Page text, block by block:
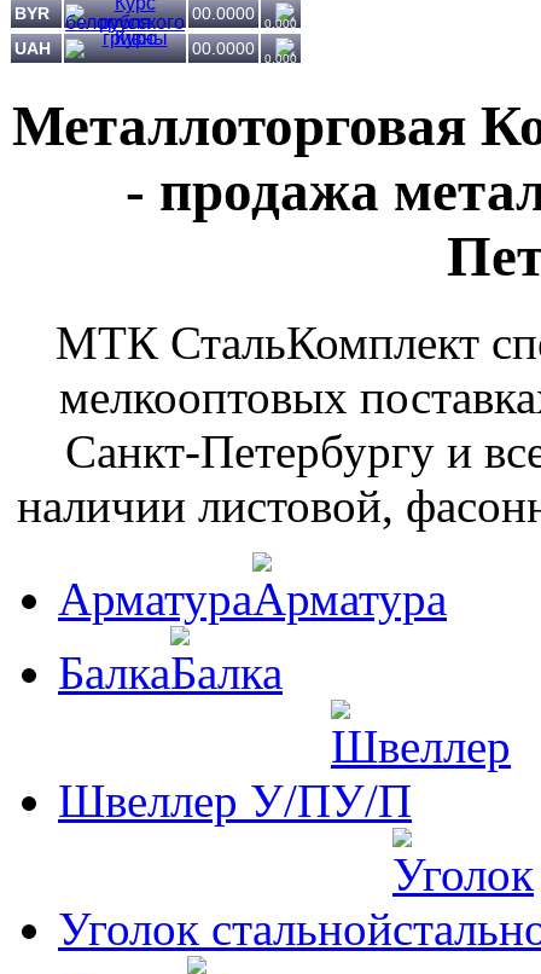
BYR 00.0000
0.000
UAH 00.0000
0.000
Металлоторговая
- продажа
МТК СтальКомплект
мелкооптовых
Санкт-Петербургу и
наличии листовой,
Арматура
Балка
Швеллер У/П
Уголок стальной